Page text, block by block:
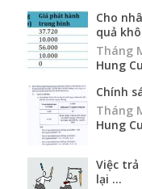
Cho
quả
Tháng
Hung
Chính
Tháng
Hung
Việc
lại ...